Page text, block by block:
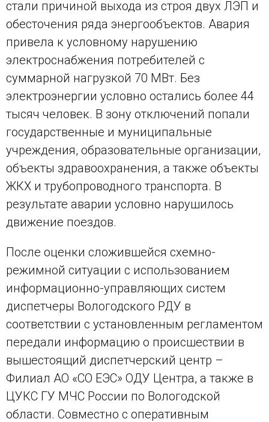
стали причиной выхода из строя двух ЛЭП и
обесточения ряда энергообъектов. Авария
привела к условному нарушению
электроснабжения потребителей с
суммарной нагрузкой 70 МВт. Без
электроэнергии условно остались более 44
тысяч человек. В зону отключений попали
государственные и муниципальные
учреждения, образовательные организации,
объекты здравоохранения, а также объекты
ЖКХ и трубопроводного транспорта. В
результате аварии условно нарушилось
движение поездов.
После оценки сложившейся схемно-
режимной ситуации с использованием
информационно-управляющих систем
диспетчеры Вологодского РДУ в
соответствии с установленным регламентом
передали информацию о происшествии в
вышестоящий диспетчерский центр –
Филиал АО «СО ЕЭС» ОДУ Центра, а также в
ЦУКС ГУ МЧС России по Вологодской
области. Совместно с оперативным